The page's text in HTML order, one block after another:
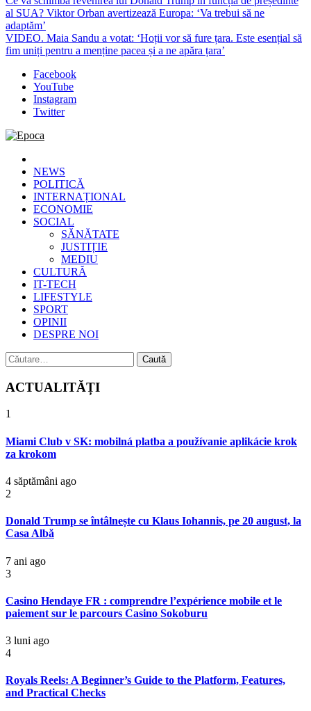
al SUA? Viktor Orban avertizează Europa: ‘Va trebui să ne
adaptăm’
VIDEO. Maia Sandu a votat: ‘Hoții vor să fure țara. Este esențial să
fim uniți pentru a menține pacea și a ne apăra țara’
Facebook
YouTube
Instagram
Twitter
Epoca
Cele mai noi știri online din România
NEWS
POLITICĂ
INTERNAȚIONAL
ECONOMIE
SOCIAL
SĂNĂTATE
JUSTIȚIE
MEDIU
CULTURĂ
IT-TECH
LIFESTYLE
SPORT
OPINII
DESPRE NOI
Caută
după:
ACTUALITĂȚI
1
Miami Club v SK: mobilná platba a používanie aplikácie krok
za krokom
4 săptămâni ago
2
Donald Trump se întâlnește cu Klaus Iohannis, pe 20 august, la
Casa Albă
7 ani ago
3
Casino Hendaye FR : comprendre l’expérience mobile et le
paiement sur le parcours Casino Sokoburu
3 luni ago
4
Royals Reels: A Beginner’s Guide to the Platform, Features,
and Practical Checks